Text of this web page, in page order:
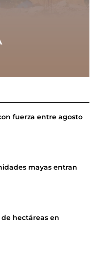
fuerza entre agosto
mayas entran
hectáreas en